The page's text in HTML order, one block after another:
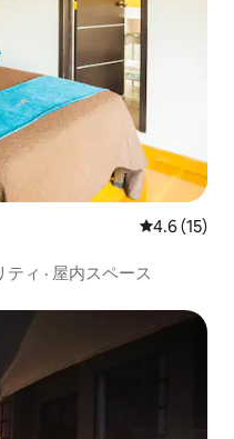
レビュー15
4.6 (15)
ティ · 屋内スペース